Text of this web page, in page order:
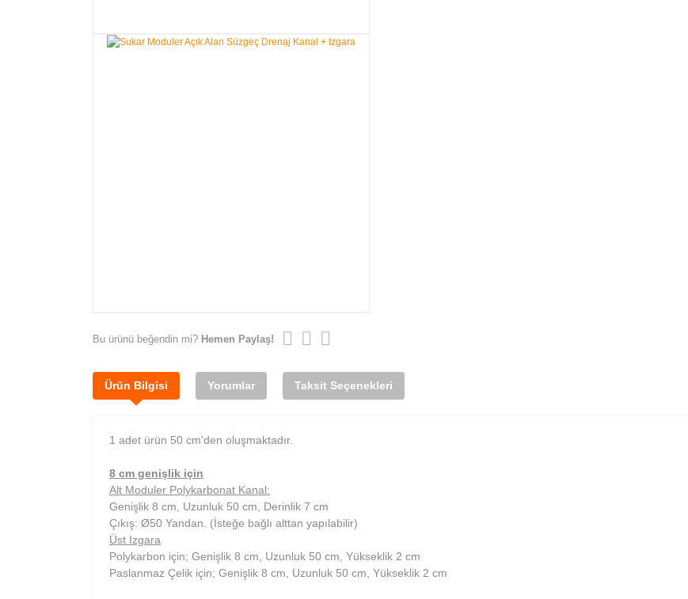
Bu ürünü beğendin mi? Hemen Paylaş!
Ürün Bilgisi Yorumlar Taksit Seçenekleri
1 adet ürün 50 cm'den oluşmaktadır.
8 cm genişlik için
Alt Moduler Polykarbonat Kanal:
Genişlik 8 cm, Uzunluk 50 cm, Derinlik 7 cm
Çıkış: Ø50 Yandan. (İsteğe bağlı alttan yapılabilir)
Üst Izgara
Polykarbon için; Genişlik 8 cm, Uzunluk 50 cm, Yükseklik 2 cm
Paslanmaz Çelik için; Genişlik 8 cm, Uzunluk 50 cm, Yükseklik 2 cm